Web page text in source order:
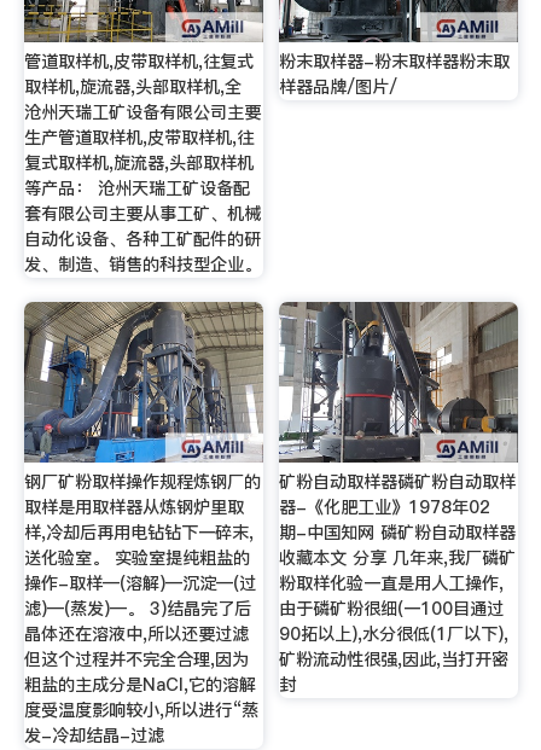
管道取样机,皮带取样机,往复式
取样机,旋流器,头部取样机,全
沧州天瑞工矿设备有限公司主要
生产管道取样机,皮带取样机,往
复式取样机,旋流器,头部取样机
等产品： 沧州天瑞工矿设备配
套有限公司主要从事工矿、机械
自动化设备、各种工矿配件的研
发、制造、销售的科技型企业。
粉末取样器-粉末取样器粉末取
样器品牌/图片/
钢厂矿粉取样操作规程炼钢厂的
取样是用取样器从炼钢炉里取
样,冷却后再用电钻钻下一碎末,
送化验室。 实验室提纯粗盐的
操作-取样—(溶解)—沉淀—(过
滤)—(蒸发)—。 3)结晶完了后
晶体还在溶液中,所以还要过滤
但这个过程并不完全合理,因为
粗盐的主成分是NaCl,它的溶解
度受温度影响较小,所以进行“蒸
发-冷却结晶-过滤
矿粉自动取样器磷矿粉自动取样
器-《化肥工业》1978年02
期-中国知网 磷矿粉自动取样器
收藏本文 分享 几年来,我厂磷矿
粉取样化验一直是用人工操作,
由于磷矿粉很细(一100目通过
90拓以上),水分很低(1厂以下),
矿粉流动性很强,因此,当打开密
封